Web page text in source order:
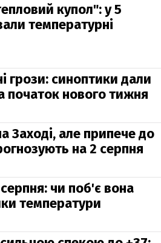
купол": у 5
температурні
грози: синоптики дали
початок нового тижня
але припече до
на 2 серпня
чи поб'є вона
температури